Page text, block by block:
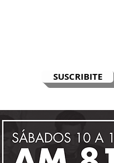
SUSCRIBITE